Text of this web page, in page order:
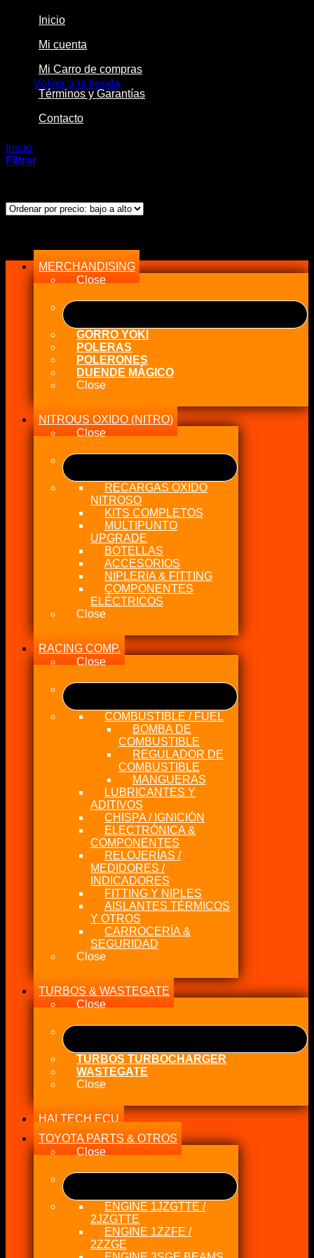
Volver a la tienda
Inicio
Mi cuenta
Mi Carro de compras
Términos y Garantías
Contacto
Inicio
Filtrar
MERCHANDISING
Close
GORRO YOKI
POLERAS
POLERONES
DUENDE MÁGICO
Close
NITROUS OXIDO (NITRO)
Close
RECARGAS OXIDO
NITROSO
KITS COMPLETOS
MULTIPUNTO
UPGRADE
BOTELLAS
ACCESORIOS
NIPLERIA & FITTING
COMPONENTES
ELÉCTRICOS
Close
RACING COMP.
Close
COMBUSTIBLE / FUEL
BOMBA DE
COMBUSTIBLE
REGULADOR DE
COMBUSTIBLE
MANGUERAS
LUBRICANTES Y
ADITIVOS
CHISPA / IGNICIÓN
ELECTRÓNICA &
COMPONENTES
RELOJERÍAS /
MEDIDORES /
INDICADORES
FITTING Y NIPLES
AISLANTES TÉRMICOS
Y OTROS
CARROCERÍA &
SEGURIDAD
Close
TURBOS & WASTEGATE
Close
TURBOS TURBOCHARGER
WASTEGATE
Close
HALTECH ECU
TOYOTA PARTS & OTROS
Close
ENGINE 1JZGTTE /
2JZGTTE
ENGINE 1ZZFE /
2ZZGE